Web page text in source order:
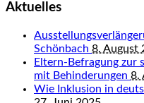
Aktuelles
Schönbach 8. August
Eltern-Befragung zur
mit Behinderungen 8.
Wie Inklusion in